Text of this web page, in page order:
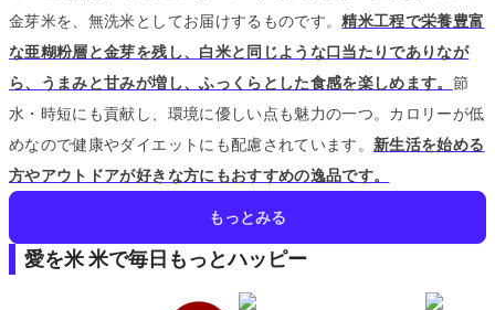
金芽米を、無洗米としてお届けするものです。精米工程で栄養豊富
な亜糊粉層と金芽を残し、白米と同じような口当たりでありなが
ら、うまみと甘みが増し、ふっくらとした食感を楽しめます。 節
水・時短にも貢献し、環境に優しい点も魅力の一つ。 カロリーが低
めなので健康やダイエットにも配慮されています。 新生活を始める
方やアウトドアが好きな方にもおすすめの逸品です。
もっとみる
愛を米 米で毎日もっとハッピー